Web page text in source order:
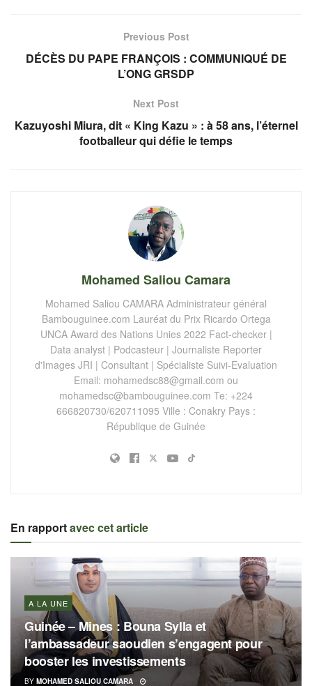
Previous Post
DÉCÈS DU PAPE FRANÇOIS : COMMUNIQUÉ DE
L’ONG GRSDP
Next Post
Kazuyoshi Miura, dit « King Kazu » : à 58 ans, l’éternel
footballeur qui défie le temps
Mohamed Saliou Camara
Mohamed Saliou CAMARA Administrateur général
Bambouguinee.com Lauréat du Prix Ricardo Ortega
UNCA Award des Nations Unies 2022 Fact-checker |
Data analyst | Podcasteur | Journaliste Reporter
d'Images JRI | Consultant | Spécialiste Suivi-Evaluation
Email: mohamedsc88@gmail.com ou
mohamedsc@bambouguinee.com Te: +224
666820730/620711095 Ville : Conakry Pays :
République de Guinée
En rapportavec cet article
A LA UNE
Guinée – Mines : Bouna Sylla et
l’ambassadeur saoudien s’engagent pour
booster les investissements
BY MOHAMED SALIOU CAMARA